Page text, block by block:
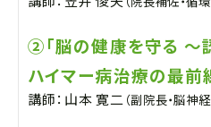
②「脳の健康を守る ～
ハイマー病治療の最前
講師：山本 寛二 （副院長・脳神